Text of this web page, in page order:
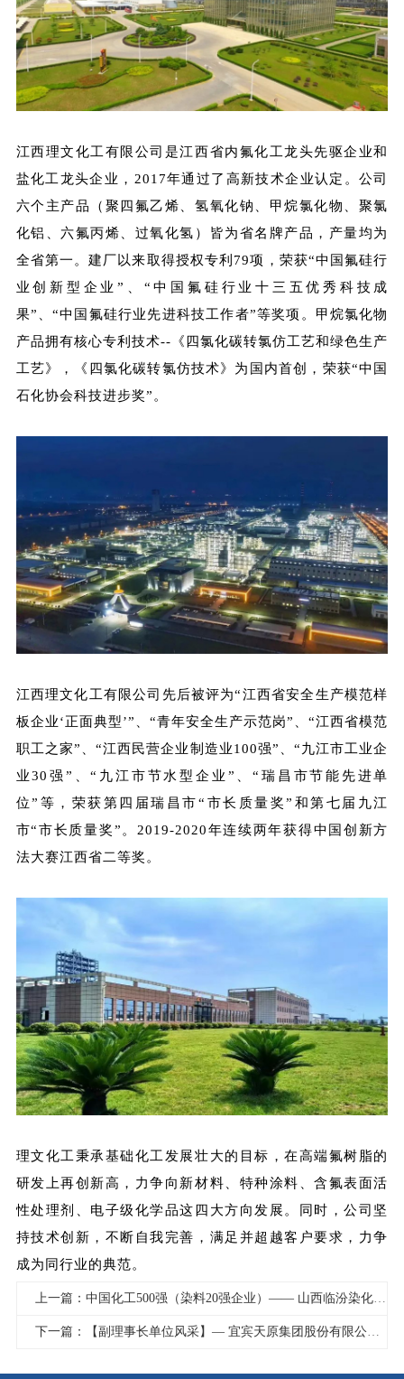
江西理文化工有限公司是江西省内氟化工龙头先驱企业和
盐化工龙头企业，2017年通过了高新技术企业认定。公司
六个主产品（聚四氟乙烯、氢氧化钠、甲烷氯化物、聚氯
化铝、六氟丙烯、过氧化氢）皆为省名牌产品，产量均为
全省第一。建厂以来取得授权专利79项，荣获“中国氟硅行
业创新型企业”、“中国氟硅行业十三五优秀科技成
果”、“中国氟硅行业先进科技工作者”等奖项。甲烷氯化物
产品拥有核心专利技术--《四氯化碳转氯仿工艺和绿色生产
工艺》，《四氯化碳转氯仿技术》为国内首创，荣获“中国
石化协会科技进步奖”。
江西理文化工有限公司先后被评为“江西省安全生产模范样
板企业‘正面典型’”、“青年安全生产示范岗”、“江西省模范
职工之家”、“江西民营企业制造业100强”、“九江市工业企
业30强”、“九江市节水型企业”、“瑞昌市节能先进单
位”等，荣获第四届瑞昌市“市长质量奖”和第七届九江
市“市长质量奖”。2019-2020年连续两年获得中国创新方
法大赛江西省二等奖。
理文化工秉承基础化工发展壮大的目标，在高端氟树脂的
研发上再创新高，力争向新材料、特种涂料、含氟表面活
性处理剂、电子级化学品这四大方向发展。同时，公司坚
持技术创新，不断自我完善，满足并超越客户要求，力争
成为同行业的典范。
上一篇：中国化工500强（染料20强企业）—— 山西临汾染化（集团）有限责任公司
下一篇：【副理事长单位风采】— 宜宾天原集团股份有限公司